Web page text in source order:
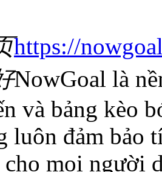
https://
NowGoal là
và bảng kèo
luôn đảm bảo
cho mọi người